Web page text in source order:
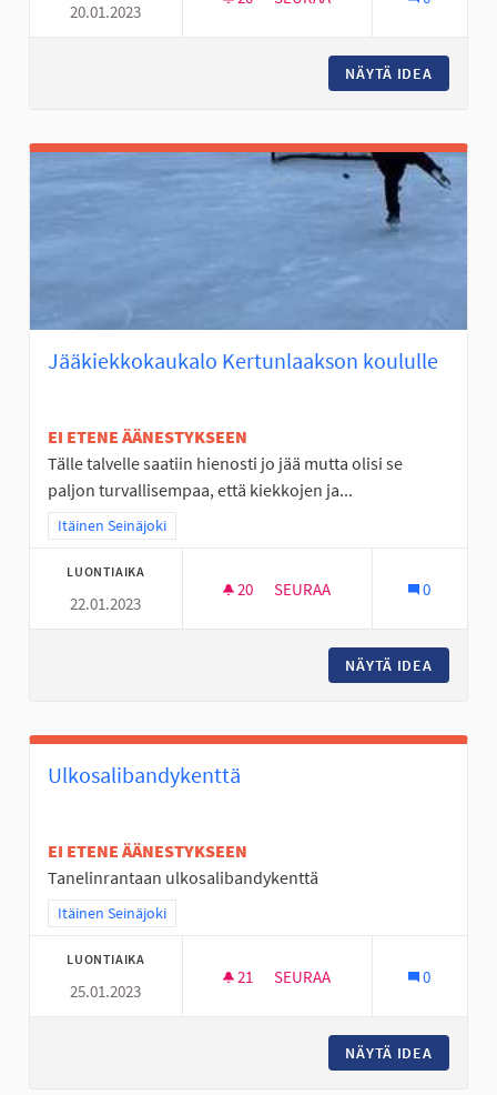
20.01.2023
NÄYTÄ IDEA
Jääkiekkokaukalo Kertunlaakson koululle
EI ETENE ÄÄNESTYKSEEN
Tälle talvelle saatiin hienosti jo jää mutta olisi se
paljon turvallisempaa, että kiekkojen ja...
Rajaa tulokset teeman mukaan: Itäinen Seinäjoki
Itäinen Seinäjoki
LUONTIAIKA
22.01.2023
20 20 SEURAAJAA
SEURAA 0
NÄYTÄ IDEA
Ulkosalibandykenttä
EI ETENE ÄÄNESTYKSEEN
Tanelinrantaan ulkosalibandykenttä
Rajaa tulokset teeman mukaan: Itäinen Seinäjoki
Itäinen Seinäjoki
LUONTIAIKA
25.01.2023
21 21 SEURAAJAA
SEURAA 0
NÄYTÄ IDEA